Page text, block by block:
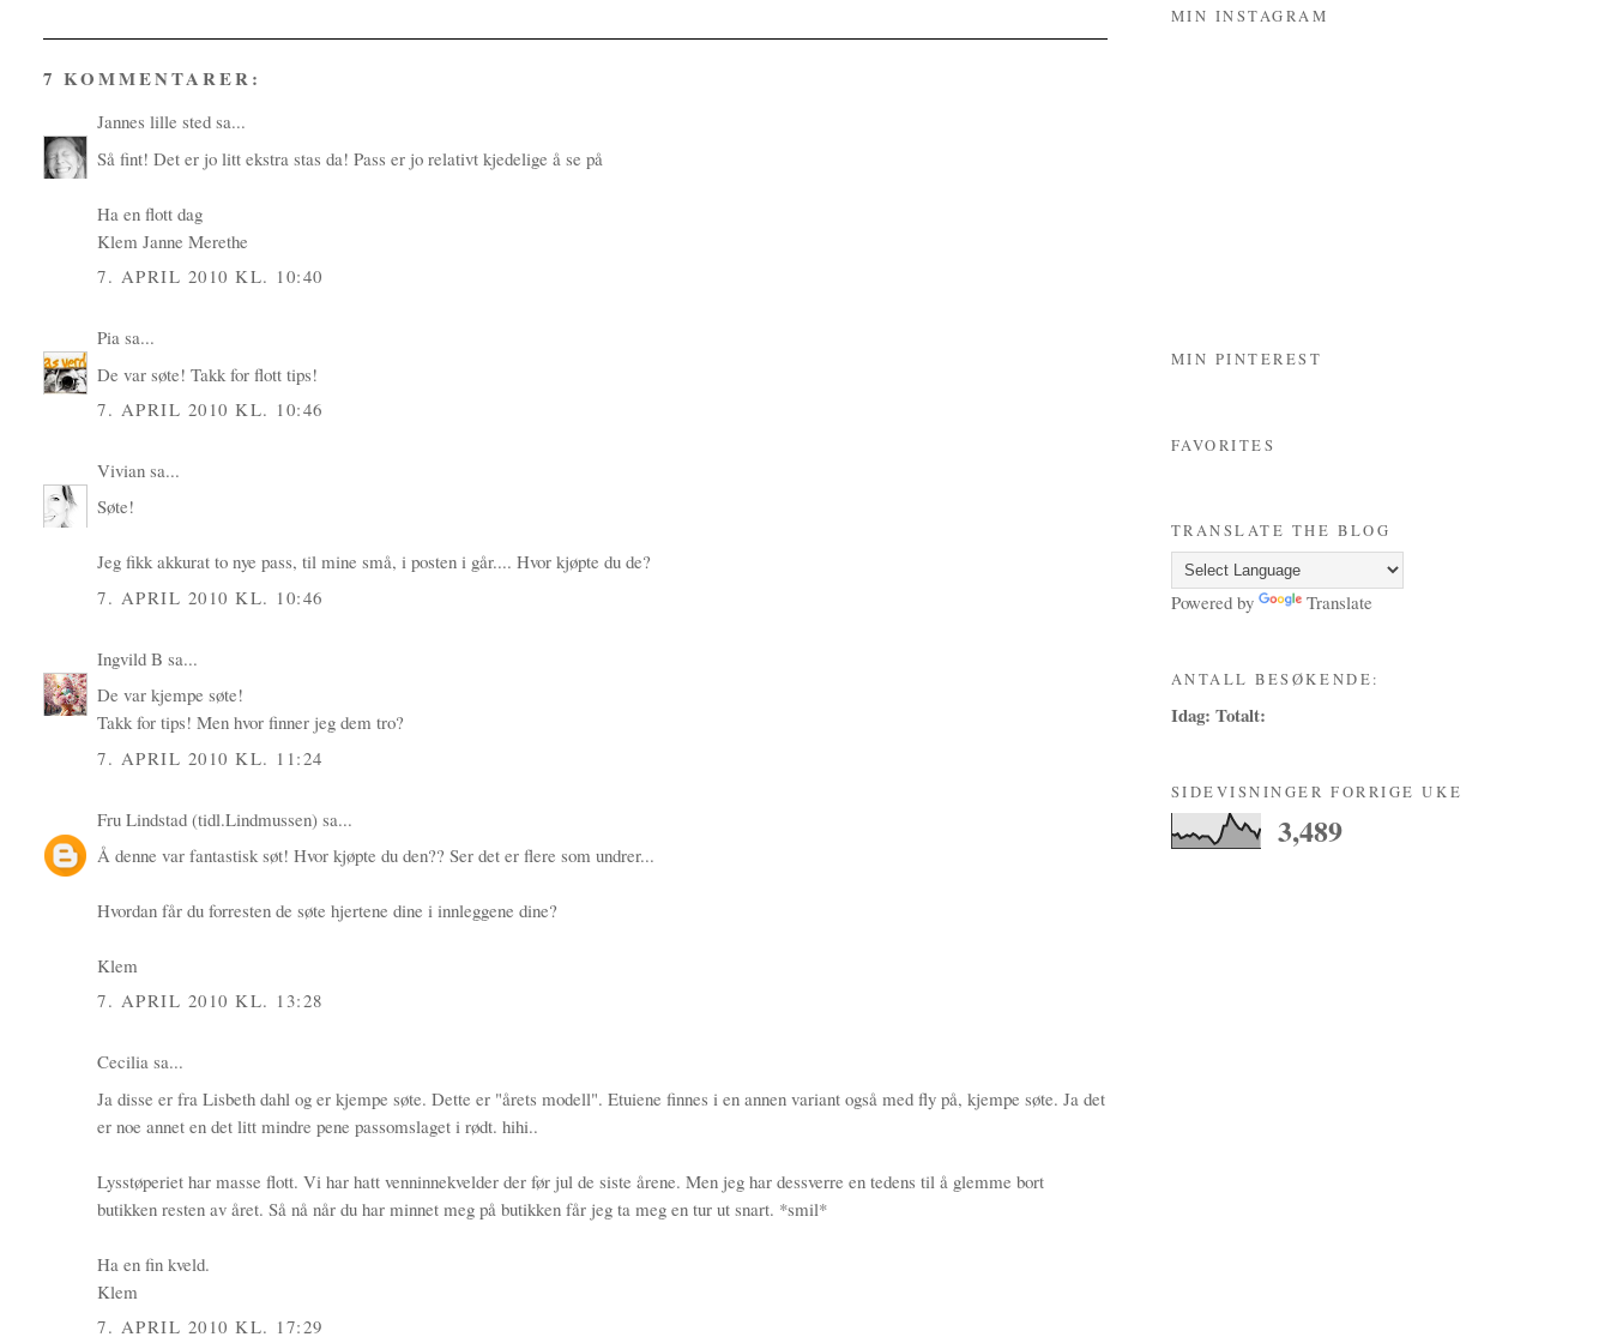
7 KOMMENTARER:
Jannes lille sted sa...
Så fint! Det er jo litt ekstra stas da! Pass er jo relativt kjedelige å se på
Ha en flott dag
Klem Janne Merethe
7. APRIL 2010 KL. 10:40
Pia sa...
De var søte! Takk for flott tips!
7. APRIL 2010 KL. 10:46
Vivian sa...
Søte!
Jeg fikk akkurat to nye pass, til mine små, i posten i går.... Hvor kjøpte du de?
7. APRIL 2010 KL. 10:46
Ingvild B sa...
De var kjempe søte!
Takk for tips! Men hvor finner jeg dem tro?
7. APRIL 2010 KL. 11:24
Fru Lindstad (tidl.Lindmussen) sa...
Å denne var fantastisk søt! Hvor kjøpte du den?? Ser det er flere som undrer...
Hvordan får du forresten de søte hjertene dine i innleggene dine?
Klem
7. APRIL 2010 KL. 13:28
Cecilia sa...
Ja disse er fra Lisbeth dahl og er kjempe søte. Dette er "årets modell". Etuiene finnes i en annen variant også med fly på, kjempe søte. Ja det
er noe annet en det litt mindre pene passomslaget i rødt. hihi..
Lysstøperiet har masse flott. Vi har hatt venninnekvelder der før jul de siste årene. Men jeg har dessverre en tedens til å glemme bort
butikken resten av året. Så nå når du har minnet meg på butikken får jeg ta meg en tur ut snart. *smil*
Ha en fin kveld.
Klem
7. APRIL 2010 KL. 17:29
MIN INSTAGRAM
MIN PINTEREST
FAVORITES
TRANSLATE THE BLOG
Powered by Translate
ANTALL BESØKENDE:
Idag: Totalt:
SIDEVISNINGER FORRIGE UKE
3,489